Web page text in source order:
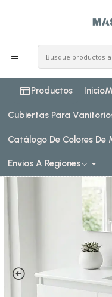
Productos Inicio
Cubiertas Para
Catálogo De Colores De
Envios A Regiones
Muebles
Mueble vanitorio
M2-